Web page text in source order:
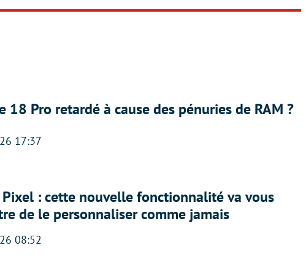
18 Pro retardé à cause des pénuries de RAM ?
17:37
: cette nouvelle fonctionnalité va vous
de le personnaliser comme jamais
08:52